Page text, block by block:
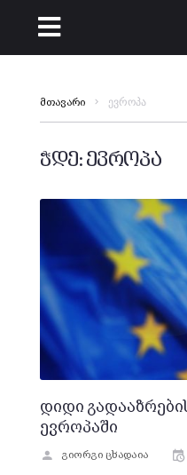
მთავარი ევროპა
ჭდე: ევროპა
დიდი
ევროპაში
გიორგი ცხადაია